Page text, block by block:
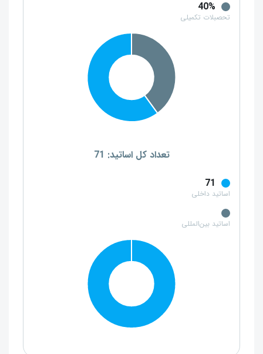
40%
تحصبلات تکمیلی
تعداد کل اساتید: 71
71
اساتید داخلی
اساتید بین‌المللی